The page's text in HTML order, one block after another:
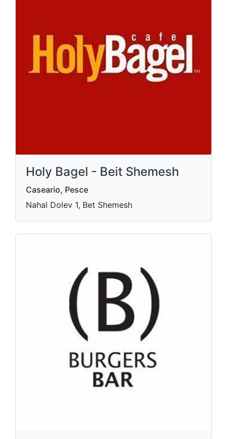
Holy Bagel - Beit Shemesh
Caseario, Pesce
Nahal Dolev 1, Bet Shemesh